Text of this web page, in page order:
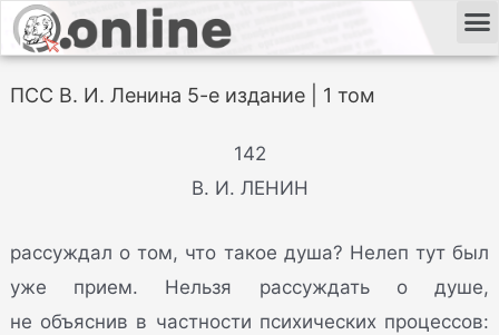
ПСС В. И. Ленина 5-е издание | 1 том
142
В. И. ЛЕНИН
рассуждал о том, что такое душа? Нелеп тут был
уже прием. Нельзя рассуждать о душе,
не объяснив в частности психических процессов: